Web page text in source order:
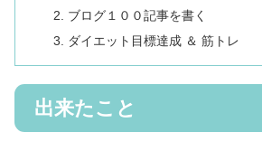
ブログ１００記事を書く
ダイエット目標達成 ＆ 筋トレ
出来たこと